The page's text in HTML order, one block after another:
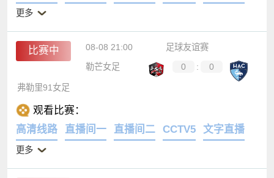
更多
比赛中 08-08 21:00
足球友谊赛
勒芒女足
0 : 0
弗勒里91女足
观看比赛：
高清线路
直播间一 直播间二 CCTV5 文字直播
更多